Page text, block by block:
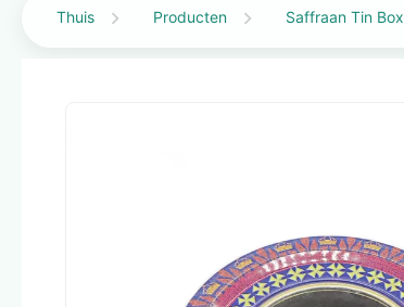
Thuis Producten Saffraan Tin Box